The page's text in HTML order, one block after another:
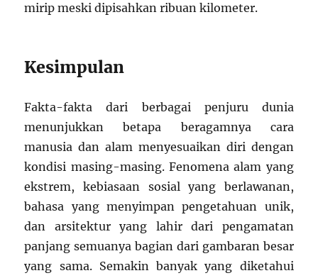
mirip meski dipisahkan ribuan kilometer.
Kesimpulan
Fakta-fakta dari berbagai penjuru dunia
menunjukkan betapa beragamnya cara
manusia dan alam menyesuaikan diri dengan
kondisi masing-masing. Fenomena alam yang
ekstrem, kebiasaan sosial yang berlawanan,
bahasa yang menyimpan pengetahuan unik,
dan arsitektur yang lahir dari pengamatan
panjang semuanya bagian dari gambaran besar
yang sama. Semakin banyak yang diketahui